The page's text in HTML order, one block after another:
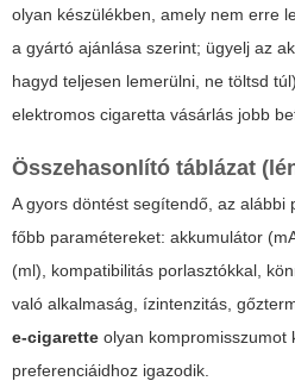
olyan készülékben, amely nem erre
a gyártó ajánlása szerint; ügyelj az
hagyd teljesen lemerülni, ne töltsd
elektromos cigaretta vásárlás jobb
Összehasonlító táblázat
A gyors döntést segítendő, az alábbi
főbb paramétereket: akkumulátor
(ml), kompatibilitás porlasztókkal,
való alkalmaság, ízintenzitás,
e-cigarette olyan kompromisszumot
preferenciáidhoz igazodik.